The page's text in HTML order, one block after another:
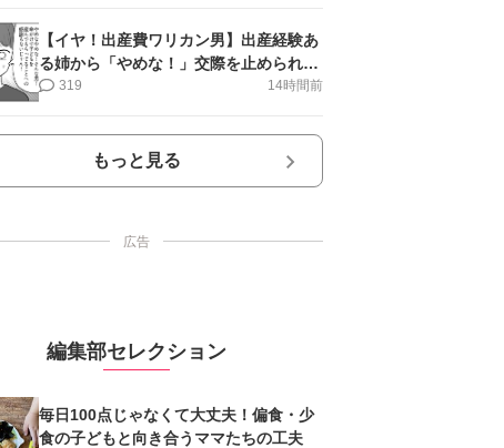
【イヤ！出産費ワリカン男】出産経験あ
る姉から「やめな！」交際を止められ＜
第12話＞#4コマ母道場
14時間前
319
もっと見る
広告
編集部セレクション
毎日100点じゃなくて大丈夫！偏食・少
食の子どもと向き合うママたちの工夫